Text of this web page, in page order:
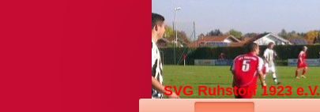
SVG Ruhstorf 1923 e.V.